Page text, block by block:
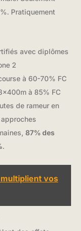
Pratiquement
avec diplômes
2
à 60-70% FC
à 85% FC
de rameur en
87% des
.
vos